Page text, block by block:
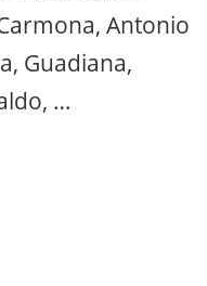
Antonio
Guadiana,
…